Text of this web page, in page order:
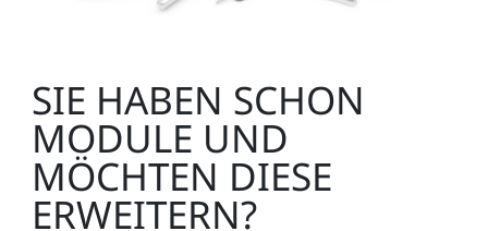
1SIE HABEN SCHON
MODULE UND
MÖCHTEN DIESE
ERWEITERN?